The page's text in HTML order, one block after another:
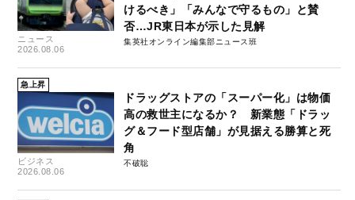
ニュース
2026.08.06
けるべき」「みんなで守るもの」と賛
否…JR東日本が示した見解
集英社オンライン編集部ニュース班
急上昇
ビジネス
2026.08.06
ドラッグストアの「スーパー化」は物価
高の救世主になるか？ 新業態「ドラッ
グ＆フード型店舗」が見据える勝算と死
角
不破聡